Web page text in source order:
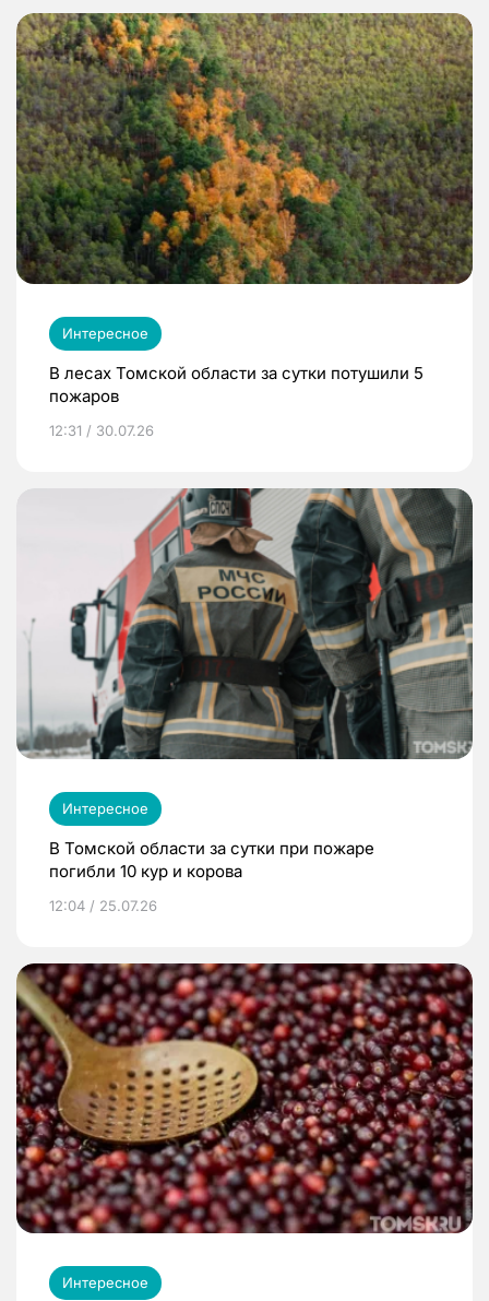
Интересное
В лесах Томской области за сутки потушили 5
пожаров
12:31 / 30.07.26
Интересное
В Томской области за сутки при пожаре
погибли 10 кур и корова
12:04 / 25.07.26
Интересное